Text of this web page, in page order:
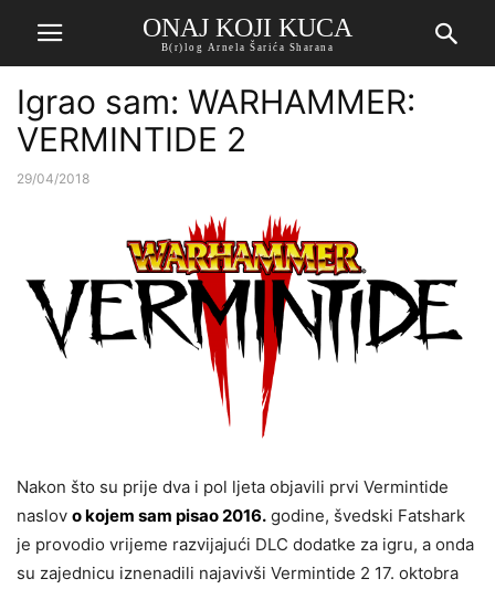
ONAJ KOJI KUCA
B(r)log Arnela Šarića Sharana
Igrao sam: WARHAMMER:
VERMINTIDE 2
29/04/2018
Nakon što su prije dva i pol ljeta objavili prvi Vermintide
naslov o kojem sam pisao 2016. godine, švedski Fatshark
je provodio vrijeme razvijajući DLC dodatke za igru, a onda
su zajednicu iznenadili najavivši Vermintide 2 17. oktobra